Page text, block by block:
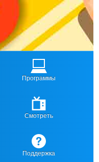
Программы
Смотреть
Поддержка